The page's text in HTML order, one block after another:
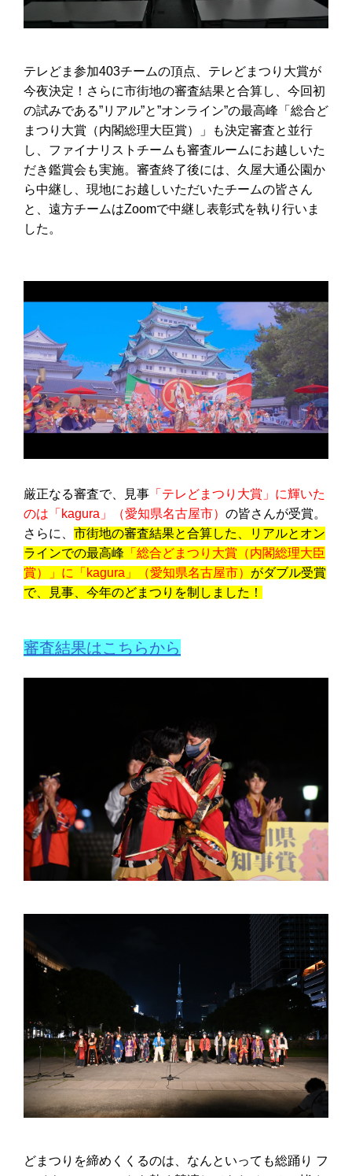
テレどま参加403チームの頂点、テレどまつり大賞が
今夜決定！さらに市街地の審査結果と合算し、今回初
の試みである”リアル”と”オンライン”の最高峰「総合ど
まつり大賞（内閣総理大臣賞）」も決定審査と並行
し、ファイナリストチームも審査ルームにお越しいた
だき鑑賞会も実施。審査終了後には、久屋大通公園か
ら中継し、現地にお越しいただいたチームの皆さん
と、遠方チームはZoomで中継し表彰式を執り行いま
した。
厳正なる審査で、見事 「テレどまつり大賞」に輝いた
のは「 kagura 」（愛知県名古屋市） の皆さんが受賞。
さらに、 市街地の審査結果と合算した、リアルとオン
ラインでの最高峰 「総合どまつり大賞（内閣総理大臣
賞）」に「 kagura 」（愛知県名古屋市） がダブル受賞
で、見事、今年のどまつりを制しました！
審査結果はこちらから
どまつりを締めくくるのは、なんといっても総踊り フ